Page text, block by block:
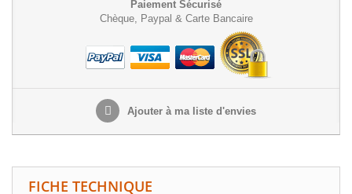
Paiement Sécurisé
Chèque, Paypal & Carte Bancaire
Ajouter à ma liste d'envies
FICHE TECHNIQUE